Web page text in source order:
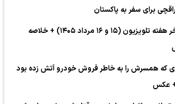
برای سفر به پاکستان
فیلم‌های سینمایی آخر هفته تلویزیون (۱۵ و ۱۶ مرداد ۱۴۰۵) + خلاصه
که همسرش را به خاطر فروش خودرو آتش زده بود
عکس